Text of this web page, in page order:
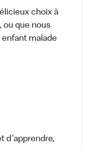
choix à
ou que nous
malade
d'apprendre,